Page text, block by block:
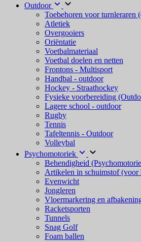
Outdoor
Toebehoren voor turnleraren
Atletiek
Overgooiers
Oriëntatie
Voetbalmateriaal
Voetbal doelen en netten
Frontons - Multisport
Handbal - outdoor
Hockey - Straathockey
Fysieke voorbereiding
Lagere school - outdoor
Rugby
Tennis
Tafeltennis - Outdoor
Volleybal
Psychomotoriek
Behendigheid
Artikelen in schuimstof (voor
Evenwicht
Jongleren
Vloermarkering en
Racketsporten
Tunnels
Snag Golf
Foam ballen